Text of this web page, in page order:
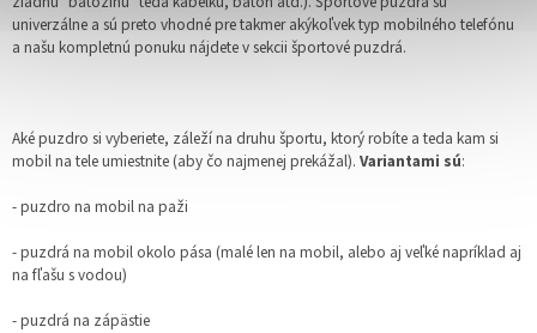
univerzálne a sú preto vhodné pre takmer akýkoľvek typ mobilného telefónu
a našu kompletnú ponuku nájdete v sekcii športové puzdrá.
Aké puzdro si vyberiete, záleží na druhu športu, ktorý robíte a teda kam si
mobil na tele umiestnite (aby čo najmenej prekážal). Variantami sú:
- puzdro na mobil na paži
- puzdrá na mobil okolo pása (malé len na mobil, alebo aj veľké napríklad aj
na fľašu s vodou)
- puzdrá na zápästie